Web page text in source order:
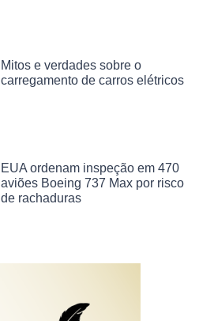
Mitos e verdades sobre o
carregamento de carros elétricos
EUA ordenam inspeção em 470
aviões Boeing 737 Max por risco
de rachaduras